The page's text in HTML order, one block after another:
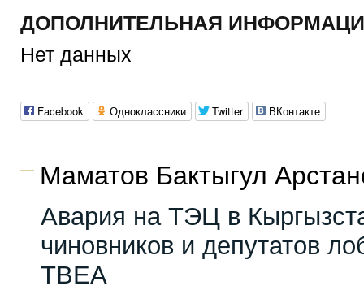
ДОПОЛНИТЕЛЬНАЯ
Нет данных
Facebook Одноклассники Twitter ВКонтакте
Маматов Бактыгул
Авария на ТЭЦ в
чиновников и депутатов
ТВЕА